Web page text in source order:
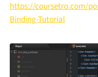
https://coursetro.com/
Binding-Tutorial